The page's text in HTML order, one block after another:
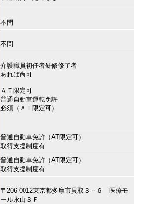
不問
不問
介護職員初任者研修修了者
あれば尚可
ＡＴ限定可
普通自動車運転免許
必須（ＡＴ限定可）
普通自動車免許（AT限定可）
取得支援制度有
普通自動車免許（AT限定可）
取得支援制度有
〒206-0012東京都多摩市貝取３－６ 医療モ
ール永山３Ｆ